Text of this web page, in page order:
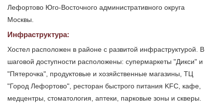
Лефортово Юго-Восточного административного округа
Москвы.
Инфраструктура:
Хостел расположен в районе с развитой инфраструктурой. В
шаговой доступности расположены: супермаркеты "Дикси" и
"Пятерочка", продуктовые и хозяйственные магазины, ТЦ
"Город Лефортово", ресторан быстрого питания KFC, кафе,
медцентры, стоматология, аптеки, парковые зоны и скверы.